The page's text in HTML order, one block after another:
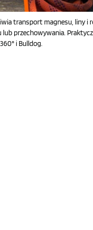
transport magnesu, liny i
przechowywania.
i Bulldog.